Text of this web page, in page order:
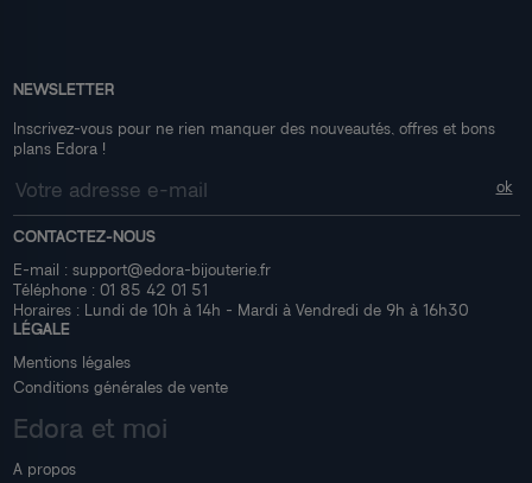
NEWSLETTER
Inscrivez-vous pour ne rien manquer des nouveautés, offres et bons
plans Edora !
CONTACTEZ-NOUS
E-mail : support@edora-bijouterie.fr
Téléphone : 01 85 42 01 51
Horaires : Lundi de 10h à 14h - Mardi à Vendredi de 9h à 16h30
LÉGALE
Mentions légales
Conditions générales de vente
Edora et moi
A propos